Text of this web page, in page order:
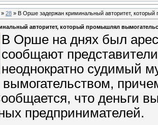
» 28 » В Орше задержан криминальный авторитет,
авторитет, который промышлял
В Орше на днях был
сообщают
неоднократно судимый
что деньги
предпринимателей.